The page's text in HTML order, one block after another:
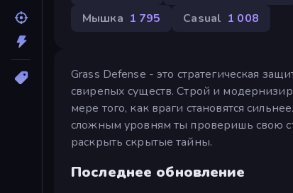
Мышка 1 795 Casual 1 008
Grass Defense - это стратегическая
свирепых существ. Строй и
мере того, как враги становятся
сложным уровням ты проверишь свою
раскрыть скрытые тайны.
Последнее обновление